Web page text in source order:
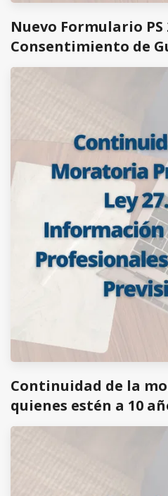
Nuevo Formulario PS
Consentimiento de
Continuidad de la
quienes estén a 10